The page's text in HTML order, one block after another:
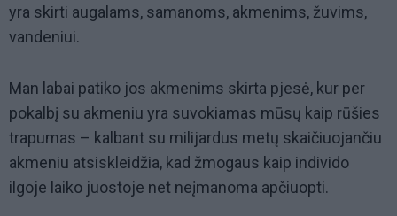
yra skirti augalams, samanoms, akmenims, žuvims,
vandeniui.
Man labai patiko jos akmenims skirta pjesė, kur per
pokalbį su akmeniu yra suvokiamas mūsų kaip rūšies
trapumas – kalbant su milijardus metų skaičiuojančiu
akmeniu atsiskleidžia, kad žmogaus kaip individo
ilgoje laiko juostoje net neįmanoma apčiuopti.